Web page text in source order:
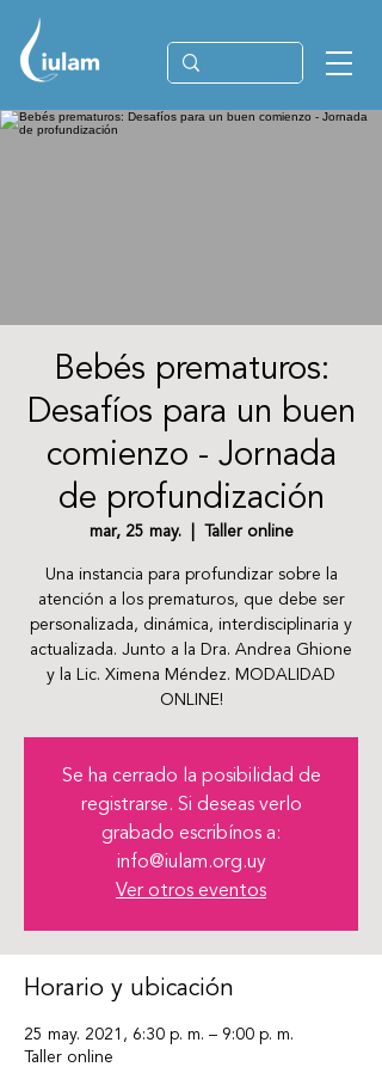
Bebés prematuros:
Desafíos para un buen
comienzo - Jornada
de profundización
mar, 25 may.
  |
Taller online
Una instancia para profundizar sobre la
atención a los prematuros, que debe ser
personalizada, dinámica, interdisciplinaria y
actualizada. Junto a la Dra. Andrea Ghione
y la Lic. Ximena Méndez. MODALIDAD
ONLINE!
Se ha cerrado la posibilidad de
registrarse. Si deseas verlo
grabado escribínos a:
info@iulam.org.uy
Ver otros eventos
Horario y ubicación
25 may. 2021, 6:30 p. m. – 9:00 p. m.
Taller online